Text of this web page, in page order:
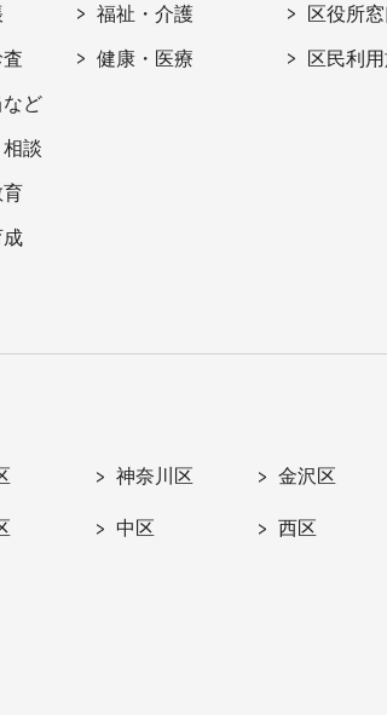
ど
談
育
成
福祉・介護
健康・医療
区役所窓
区民利
神奈川区 金沢区
中区 西区